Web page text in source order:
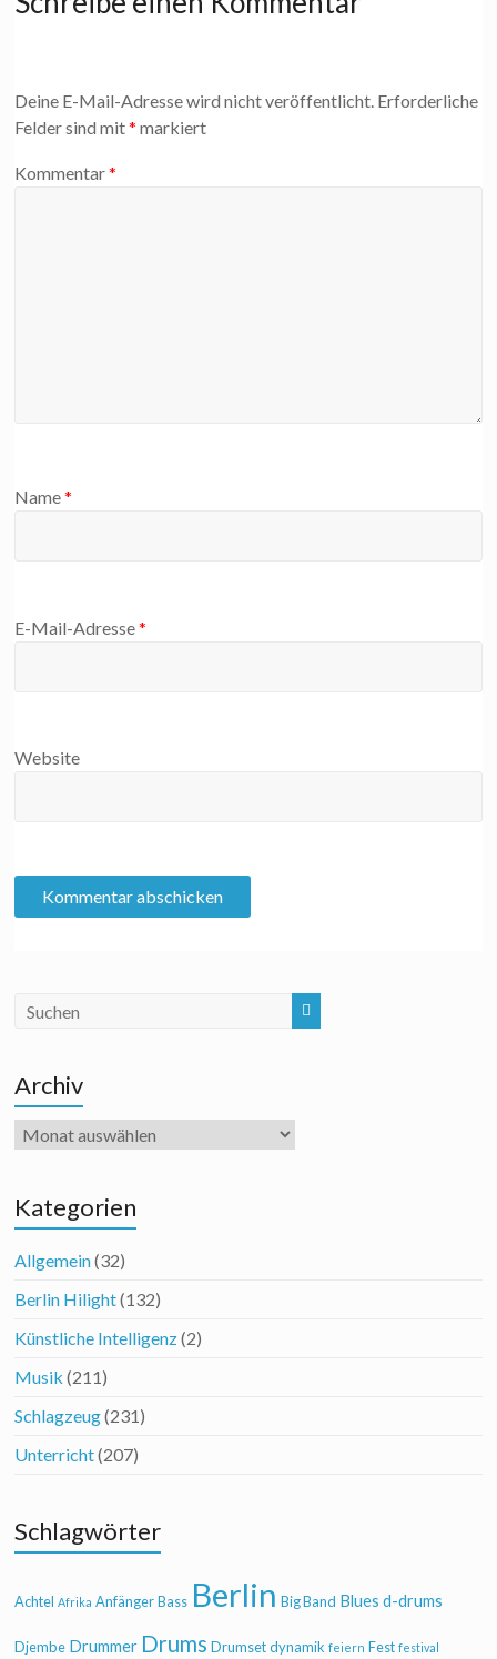
Deine E-Mail-Adresse wird nicht veröffentlicht. Erforderliche
Felder sind mit* markiert
Kommentar*
Name*
E-Mail-Adresse*
Website
Archiv
Archiv
Kategorien
Allgemein(32)
Berlin Hilight(132)
Künstliche Intelligenz(2)
Musik (211)
Schlagzeug(231)
Unterricht(207)
Schlagwörter
Achtel Afrika Anfänger Bass Berlin Big Band Blues d-drums
Djembe Drummer Drums Drumset dynamik feiern Fest festival